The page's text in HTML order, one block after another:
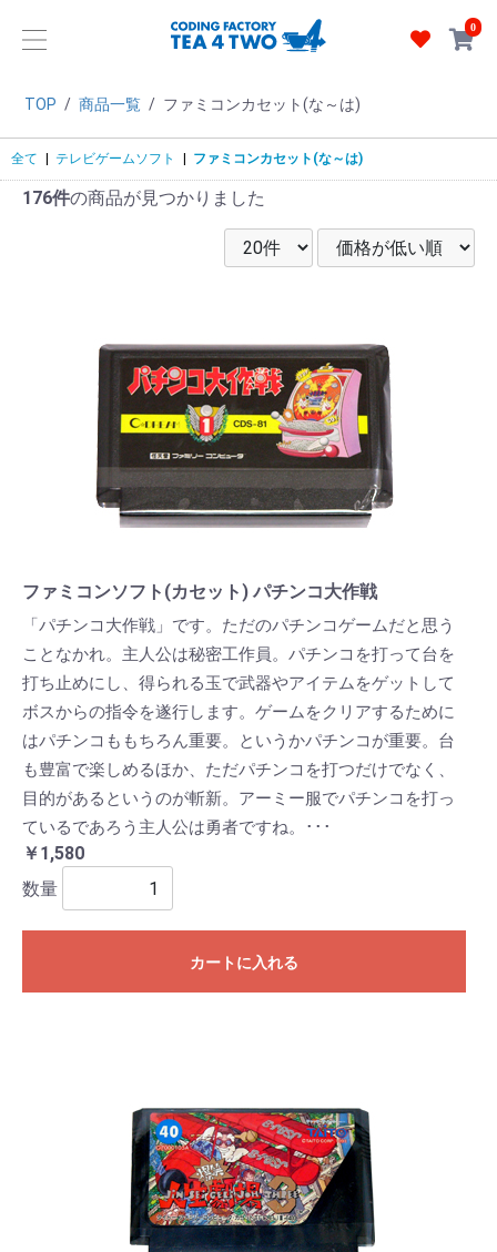
0
TOP / 商品一覧 / ファミコンカセット(な～は)
全て テレビゲームソフト ファミコンカセット(な～は)
176件の商品が見つかりました
ファミコンソフト(カセット) パチンコ大作戦
「パチンコ大作戦」です。ただのパチンコゲームだと思う
ことなかれ。主人公は秘密工作員。パチンコを打って台を
打ち止めにし、得られる玉で武器やアイテムをゲットして
ボスからの指令を遂行します。ゲームをクリアするために
はパチンコももちろん重要。というかパチンコが重要。台
も豊富で楽しめるほか、ただパチンコを打つだけでなく、
目的があるというのが斬新。アーミー服でパチンコを打っ
ているであろう主人公は勇者ですね。･･･
￥1,580
数量
カートに入れる